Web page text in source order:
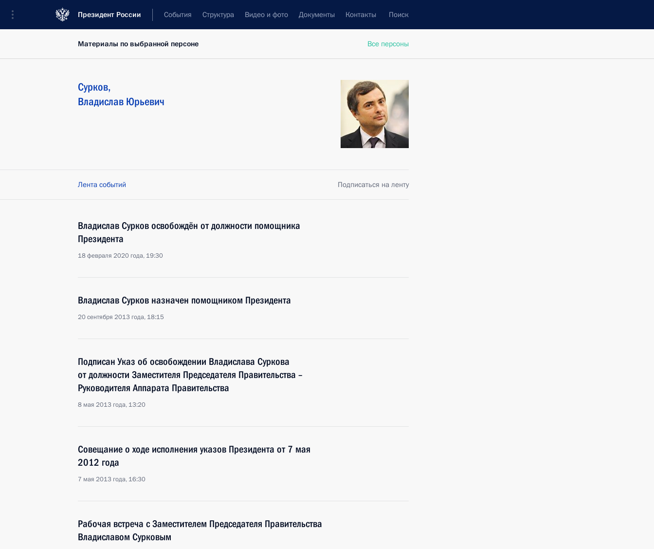
Президент России События Структура Видео и фото Документы Контакты Поиск
Все персоны
Материалы по выбранной персоне
Сурков,
Владислав Юрьевич
Лента событий Подписаться на ленту
Владислав Сурков освобождён от должности помощника
Президента
18 февраля 2020 года, 19:30
Владислав Сурков назначен помощником Президента
20 сентября 2013 года, 18:15
Подписан Указ об освобождении Владислава Суркова
от должности Заместителя Председателя Правительства –
Руководителя Аппарата Правительства
8 мая 2013 года, 13:20
Совещание о ходе исполнения указов Президента от 7 мая
2012 года
7 мая 2013 года, 16:30
Рабочая встреча с Заместителем Председателя Правительства
Владиславом Сурковым